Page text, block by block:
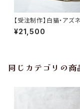
【受注制作】白猫・アズ
口バッグ
¥21,500
同じカテゴリの商